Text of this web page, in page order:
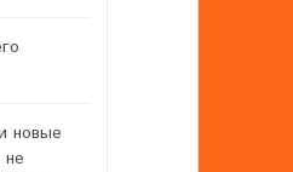
новые
не